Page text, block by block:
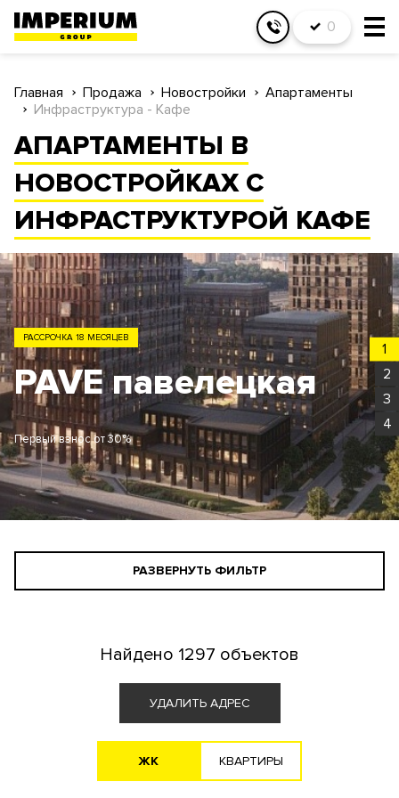
0
Главная Продажа Новостройки
Апартаменты
Инфраструктура - Кафе
АПАРТАМЕНТЫ В
НОВОСТРОЙКАХ С
ИНФРАСТРУКТУРОЙ КАФЕ
1
2
3
4
ЗАО
Родина Парк
Первый взнос от 30%
РАЗВЕРНУТЬ ФИЛЬТР
Новостройка
Найдено 1297 объектов
УДАЛИТЬ АДРЕС
ЖK KВАРТИРЫ